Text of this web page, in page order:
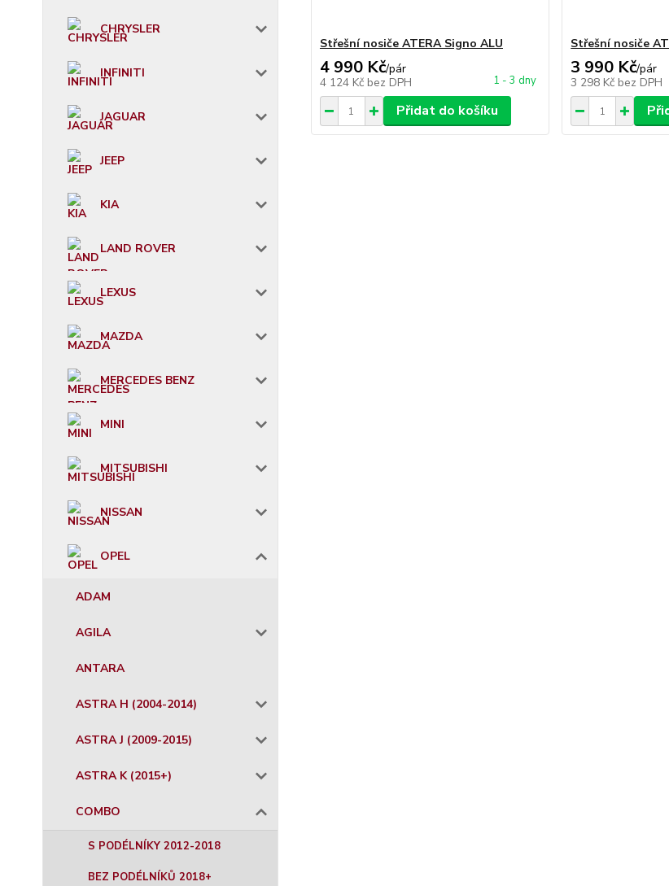
CHRYSLER
INFINITI
JAGUAR
JEEP
KIA
LAND ROVER
LEXUS
MAZDA
MERCEDES BENZ
MINI
MITSUBISHI
NISSAN
OPEL
ADAM
AGILA
ANTARA
ASTRA H (2004-2014)
ASTRA J (2009-2015)
ASTRA K (2015+)
COMBO
S PODÉLNÍKY 2012-2018
BEZ PODÉLNÍKŮ 2018+
Střešní nosiče ATERA Signo ALU
4 990 Kč/pár
4 124 Kč bez DPH 1 - 3 dny
Přidat do košíku
Střešní nosiče
3 990 Kč/pár
3 298 Kč bez DPH